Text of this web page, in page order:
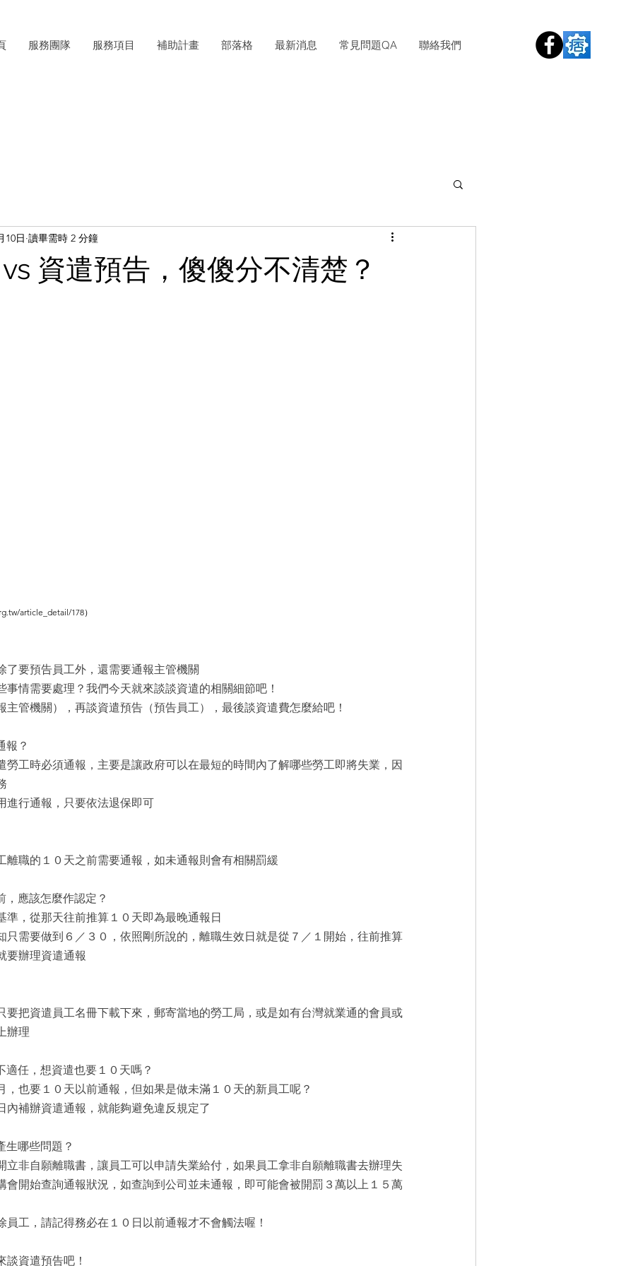
服務團隊 服務項目 補助計畫 部落格 最新消息 常見問題QA 聯絡我們
資遣預告，傻傻分不清楚？
10日 讀畢需時 2 分鐘
article_detail/178）
了要預告員工外，還需要通報主管機關
事情需要處理？我們今天就來談談資遣的相關細節吧！
主管機關），再談資遣預告（預告員工），最後談資遣費怎麼給吧！
報？
勞工時必須通報，主要是讓政府可以在最短的時間內了解哪些勞工即將失業，因
進行通報，只要依法退保即可
離職的１０天之前需要通報，如未通報則會有相關罰緩
，應該怎麼作認定？
準，從那天往前推算１０天即為最晚通報日
只需要做到６／３０，依照剛所說的，離職生效日就是從７／１開始，往前推算
要辦理資遣通報
要把資遣員工名冊下載下來，郵寄當地的勞工局，或是如有台灣就業通的會員或
辦理
適任，想資遣也要１０天嗎？
，也要１０天以前通報，但如果是做未滿１０天的新員工呢？
內補辦資遣通報，就能夠避免違反規定了
生哪些問題？
立非自願離職書，讓員工可以申請失業給付，如果員工拿非自願離職書去辦理失
會開始查詢通報狀況，如查詢到公司並未通報，即可能會被開罰３萬以上１５萬
員工，請記得務必在１０日以前通報才不會觸法喔！
談資遣預告吧！